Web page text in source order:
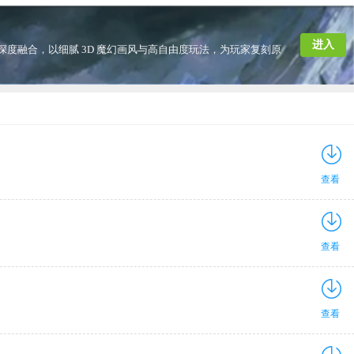
融合，以细腻 3D 魔幻画风与高自由度玩法，为玩家复刻原
进入
查看
查看
查看